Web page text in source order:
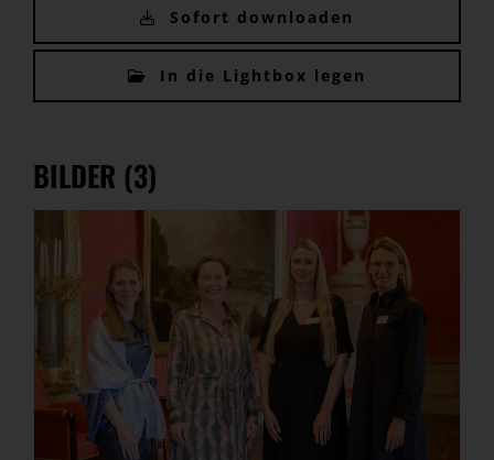
Sofort downloaden
In die Lightbox legen
BILDER (3)